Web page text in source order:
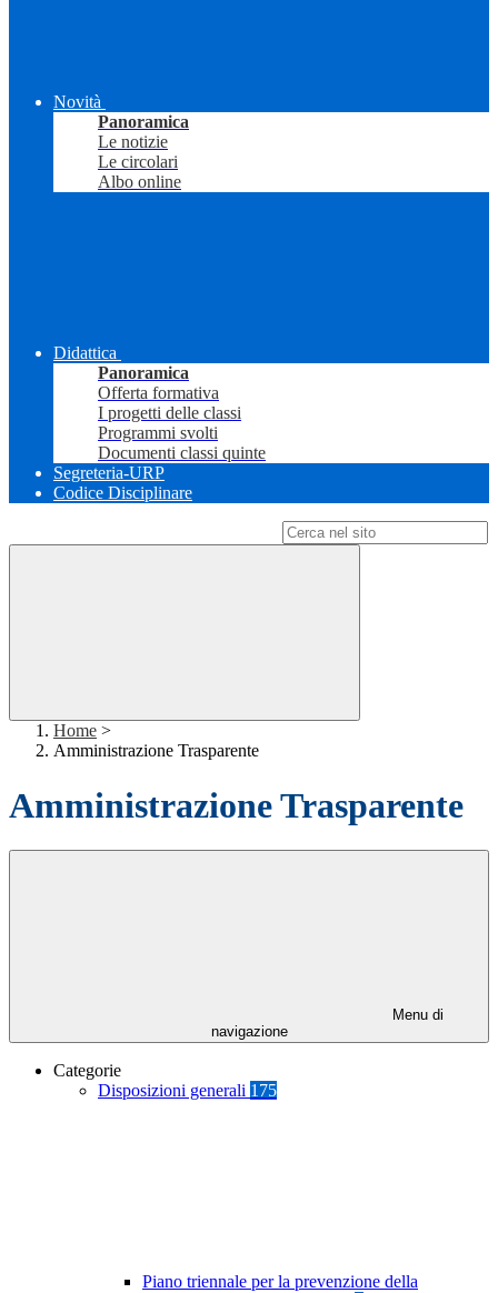
Novità
Panoramica
Le notizie
Le circolari
Albo online
Didattica
Panoramica
Offerta formativa
I progetti delle classi
Programmi svolti
Documenti classi quinte
Segreteria-URP
Codice Disciplinare
Home >
Amministrazione Trasparente
Amministrazione Trasparente
Menu di
navigazione
Categorie
Disposizioni generali 175
Piano triennale per la prevenzione della